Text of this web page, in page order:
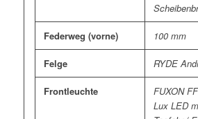
Federweg (vorne) 100 mm
Felge RYDE
Frontleuchte
FUXON
Lux LED